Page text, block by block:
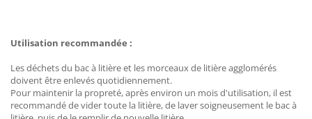
Utilisation recommandée :
Les déchets du bac à litière et les morceaux de litière agglomérés
doivent être enlevés quotidiennement.
Pour maintenir la propreté, après environ un mois d'utilisation, il est
recommandé de vider toute la litière, de laver soigneusement le bac à